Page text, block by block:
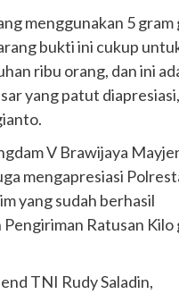
menggunakan 5 gram
bukti ini cukup
ribu orang, dan ini
yang patut
V Brawijaya
mengapresiasi
yang sudah berhasil
Ratusan Kilo
TNI Rudy Saladin,